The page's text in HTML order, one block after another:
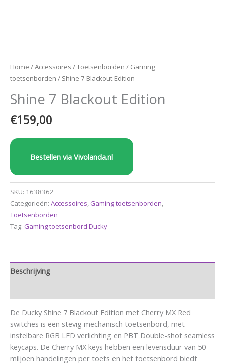
Home /Accessoires /Toetsenborden / Gaming
toetsenborden / Shine 7 Blackout Edition
Shine 7 Blackout Edition
€159,00
Bestellen via Vivolanda.nl
SKU: 1638362
Categorieën: Accessoires, Gaming toetsenborden,
Toetsenborden
Tag: Gaming toetsenbord Ducky
Beschrijving
De Ducky Shine 7 Blackout Edition met Cherry MX Red
switches is een stevig mechanisch toetsenbord, met
instelbare RGB LED verlichting en PBT Double-shot seamless
keycaps. De Cherry MX keys hebben een levensduur van 50
miljoen handelingen per toets en het toetsenbord biedt